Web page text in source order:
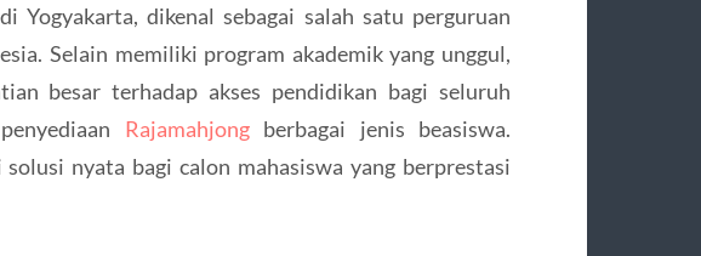
Yogyakarta, dikenal sebagai salah satu perguruan
Selain memiliki program akademik yang unggul,
besar terhadap akses pendidikan bagi seluruh
Rajamahjongberbagai jenis beasiswa.
nyata bagi calon mahasiswa yang berprestasi